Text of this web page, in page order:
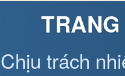
Chịu trách